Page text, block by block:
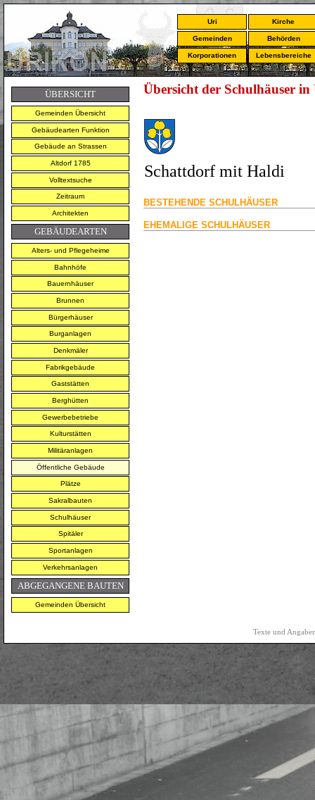
Uri Kirche
Gemeinden Behörden
Korporationen Lebensbereiche
ÜBERSICHT
Gemeinden Übersicht
Gebäudearten Funktion
Gebäude an Strassen
Altdorf 1785
Volltextsuche
Zeitraum
Architekten
GEBÄUDEARTEN
Alters- und Pflegeheime
Bahnhöfe
Bauernhäuser
Brunnen
Bürgerhäuser
Burganlagen
Denkmäler
Fabrikgebäude
Gaststätten
Berghütten
Gewerbebetriebe
Kulturstätten
Militäranlagen
Öffentliche Gebäude
Plätze
Sakralbauten
Schulhäuser
Spitäler
Sportanlagen
Verkehrsanlagen
ABGEGANGENE BAUTEN
Gemeinden Übersicht
Übersicht der Schulhäuser in
Schattdorf mit Haldi
BESTEHENDE SCHULHÄUSER
EHEMALIGE SCHULHÄUSER
Texte und